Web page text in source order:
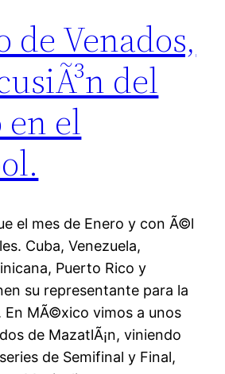
Venados,
del
el
el mes de Enero y con Ã©l
Cuba, Venezuela,
Puerto Rico y
su representante para la
En MÃ©xico vimos a unos
de MazatlÃ¡n, viniendo
de Semifinal y Final,